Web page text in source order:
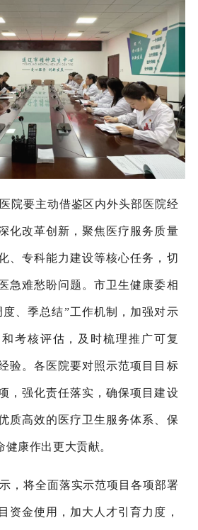
院要主动借鉴区内外头部医院经
化改革创新，聚焦医疗服务质量
、 专科能力建设等核心任务，切
急难愁盼问题。市卫生健康委相
度、季总结”工作机制，加强对示
考核评估，及时梳理推广可复
验。各医院要对照示范项目目标
，强化责任落实，确保项目建设
质高效的医疗卫生服务体系、保
康作出更大贡献。
，将全面落实示范项目各项部署
资金使用，加大人才引育力度，